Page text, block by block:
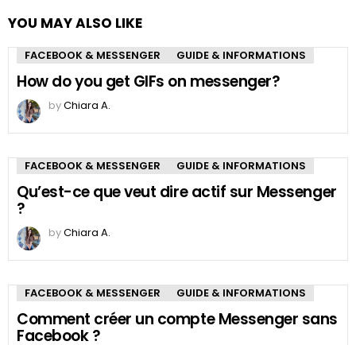
YOU MAY ALSO LIKE
FACEBOOK & MESSENGER GUIDE & INFORMATIONS
How do you get GIFs on messenger?
byChiara A.
FACEBOOK & MESSENGER GUIDE & INFORMATIONS
Qu’est-ce que veut dire actif sur Messenger
?
byChiara A.
FACEBOOK & MESSENGER GUIDE & INFORMATIONS
Comment créer un compte Messenger sans
Facebook ?